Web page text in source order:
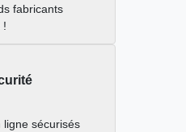
fabricants
!
ligne sécurisés